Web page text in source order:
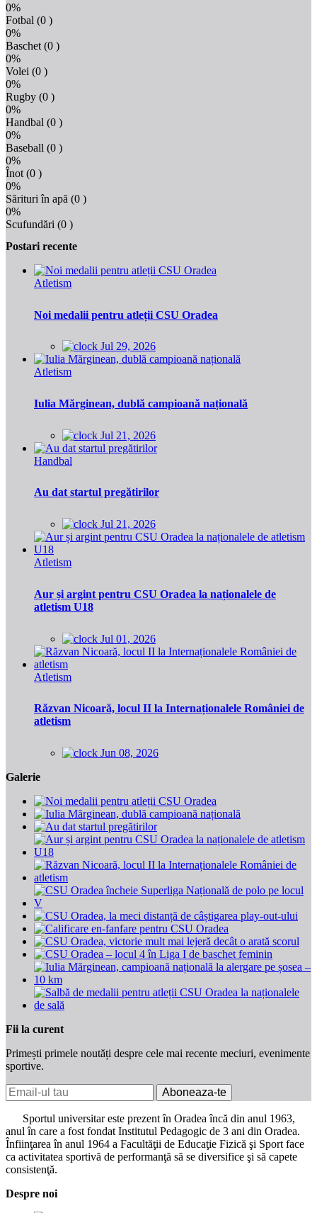
0%
Fotbal (0 )
0%
Baschet (0 )
0%
Volei (0 )
0%
Rugby (0 )
0%
Handbal (0 )
0%
Baseball (0 )
0%
Înot (0 )
0%
Sărituri în apă (0 )
0%
Scufundări (0 )
Postari recente
Atletism
Noi medalii pentru atleții CSU Oradea
Jul 29, 2026
Atletism
Iulia Mărginean, dublă campioană națională
Jul 21, 2026
Handbal
Au dat startul pregătirilor
Jul 21, 2026
Atletism
Aur și argint pentru CSU Oradea la naționalele de
atletism U18
Jul 01, 2026
Atletism
Răzvan Nicoară, locul II la Internaționalele României de
atletism
Jun 08, 2026
Galerie
Fii la curent
Primești primele noutăți despre cele mai recente meciuri, evenimente
sportive.
Aboneaza-te
Sportul universitar este prezent în Oradea încă din anul 1963,
anul în care a fost fondat Institutul Pedagogic de 3 ani din Oradea.
Înfiinţarea în anul 1964 a Facultăţii de Educaţie Fizică şi Sport face
ca activitatea sportivă de performanţă să se diversifice şi să capete
consistenţă.
Despre noi